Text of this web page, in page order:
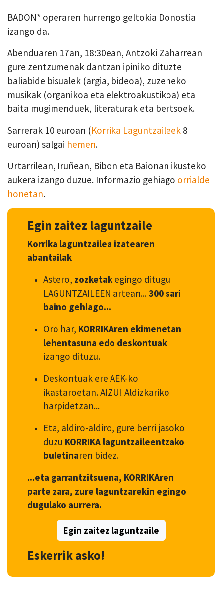
BADON* operaren hurrengo geltokia Donostia
izango da.
Abenduaren 17an, 18:30ean, Antzoki Zaharrean
gure zentzumenak dantzan ipiniko dituzte
baliabide bisualek (argia, bideoa), zuzeneko
musikak (organikoa eta elektroakustikoa) eta
baita mugimenduek, literaturak eta bertsoek.
Sarrerak 10 euroan (Korrika Laguntzaileek 8
euroan) salgai hemen.
Urtarrilean, Iruñean, Bibon eta Baionan ikusteko
aukera izango duzue. Informazio gehiago orrialde
honetan.
Egin zaitez laguntzaile
Korrika laguntzailea izatearen
abantailak
Astero, zozketak egingo ditugu
LAGUNTZAILEEN artean...300 sari
baino gehiago...
Oro har, KORRIKAren ekimenetan
lehentasuna edo deskontuak
izango dituzu.
Deskontuak ere AEK-ko
ikastaroetan. AIZU! Aldizkariko
harpidetzan...
Eta, aldiro-aldiro, gure berri jasoko
duzu KORRIKA laguntzaileentzako
buletinaren bidez.
...eta garrantzitsuena, KORRIKAren
parte zara, zure laguntzarekin egingo
dugulako aurrera.
Egin zaitez laguntzaile
Eskerrik asko!